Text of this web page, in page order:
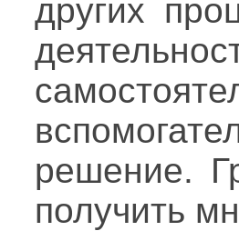
других
решение.
получить